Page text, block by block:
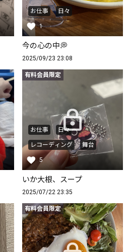
お仕事 日々
1
今の心の中💭
2025/09/23 23:08
有料会員限定
お仕事 日々
レコーディング 舞台
5
いか大根、スープ
2025/07/22 23:35
有料会員限定